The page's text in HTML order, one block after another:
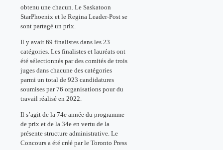
obtenu une chacun. Le Saskatoon
StarPhoenix et le Regina Leader-Post se
sont partagé un prix.
Il y avait 69 finalistes dans les 23
catégories. Les finalistes et lauréats ont
été sélectionnés par des comités de trois
juges dans chacune des catégories
parmi un total de 923 candidatures
soumises par 76 organisations pour du
travail réalisé en 2022.
Il s’agit de la 74e année du programme
de prix et de la 34e en vertu de la
présente structure administrative. Le
Concours a été créé par le Toronto Press